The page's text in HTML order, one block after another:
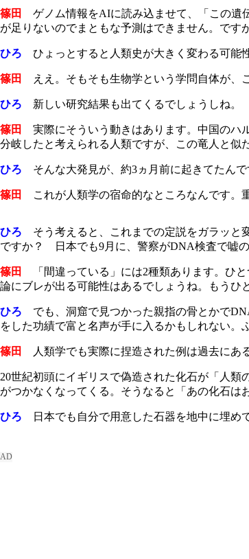
篠田
ゲノム情報をAIに読み込ませて、「この遺
が足りないのでまともな予測はできません。です
ひろ ひょっとすると人類史が大きく変わる可能
篠田 ええ。そもそも生物学という学問自体が、
ひろ 新しい研究結果も出てくるでしょうしね。
篠田
実際にそういう動きはあります。中国のハ
分岐したと考えられる人類ですが、この竜人と似
ひろ そんな大発見が、約3ヵ月前に起きてたんで
篠田 これが人類学の宿命的なところなんです。
ひろ そう考えると、これまでの定説をガラッと
ですか？ 日本でも9月に、警察がDNA検査で嘘
篠田
「間違っている」には2種類あります。ひ
論にブレが出る可能性はあるでしょうね。もうひ
ひろ でも、洞窟で見つかった親指の骨とかで
をした功績で富と名声が手に入るかもしれない。
篠田 人類学でも実際に捏造された例は過去にあ
20世紀初頭にイギリスで偽造された化石が「人
がつかなくなってくる。そうなると「あの化石は
ひろ 日本でも自分で用意した石器を地中に埋め